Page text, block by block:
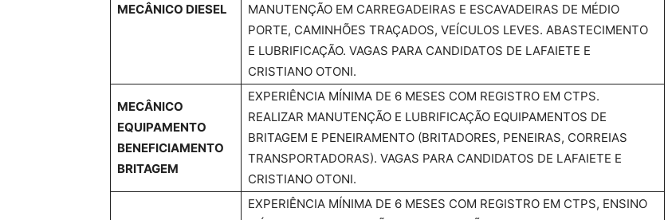
MECÂNICO DIESEL
MANUTENÇÃO EM CARREGADEIRAS E ESCAVADEIRAS DE MÉDIO
PORTE, CAMINHÕES TRAÇADOS, VEÍCULOS LEVES. ABASTECIMENTO
E LUBRIFICAÇÃO. VAGAS PARA CANDIDATOS DE LAFAIETE E
CRISTIANO OTONI.
MECÂNICO
EQUIPAMENTO
BENEFICIAMENTO
BRITAGEM
EXPERIÊNCIA MÍNIMA DE 6 MESES COM REGISTRO EM CTPS.
REALIZAR MANUTENÇÃO E LUBRIFICAÇÃO EQUIPAMENTOS DE
BRITAGEM E PENEIRAMENTO (BRITADORES, PENEIRAS, CORREIAS
TRANSPORTADORAS). VAGAS PARA CANDIDATOS DE LAFAIETE E
CRISTIANO OTONI.
EXPERIÊNCIA MÍNIMA DE 6 MESES COM REGISTRO EM CTPS, ENSINO